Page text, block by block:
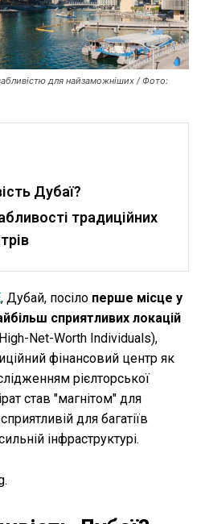
для найзаможніших / Фото:
Дубаї?
традиційних
, Дубай, посіло перше місце у
сприятливих локацій
Net-Worth Individuals),
фінансовий центр як
рієлторської
став "магнітом" для
для багатіїв
інфраструктурі.